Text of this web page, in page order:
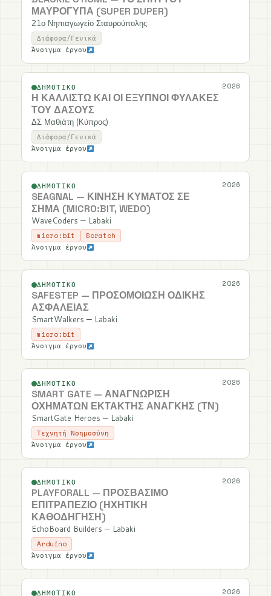
ΜΑΥΡΌΓΥΠΑ (SUPER DUPER)
21ο Νηπιαγωγείο Σταυρούπολης
Διάφορα/Γενικά
Άνοιγμα έργου
2026
ΔΗΜΟΤΙΚΌ
Η ΚΑΛΛΙΣΤΏ ΚΑΙ ΟΙ ΈΞΥΠΝΟΙ ΦΎΛΑΚΕΣ
ΤΟΥ ΔΆΣΟΥΣ
ΔΣ Μαθιάτη (Κύπρος)
Διάφορα/Γενικά
Άνοιγμα έργου
2026
ΔΗΜΟΤΙΚΌ
SEAGNAL — ΚΊΝΗΣΗ ΚΎΜΑΤΟΣ ΣΕ
ΣΉΜΑ (MICRO:BIT, WEDO)
WaveCoders — Labaki
micro:bit
Scratch
Άνοιγμα έργου
2026
ΔΗΜΟΤΙΚΌ
SAFESTEP — ΠΡΟΣΟΜΟΊΩΣΗ ΟΔΙΚΉΣ
ΑΣΦΆΛΕΙΑΣ
SmartWalkers — Labaki
micro:bit
Άνοιγμα έργου
2026
ΔΗΜΟΤΙΚΌ
SMART GATE — ΑΝΑΓΝΏΡΙΣΗ
ΟΧΗΜΆΤΩΝ ΈΚΤΑΚΤΗΣ ΑΝΆΓΚΗΣ (ΤΝ)
SmartGate Heroes — Labaki
Τεχνητή Νοημοσύνη
Άνοιγμα έργου
2026
ΔΗΜΟΤΙΚΌ
PLAYFORALL — ΠΡΟΣΒΆΣΙΜΟ
ΕΠΙΤΡΑΠΈΖΙΟ (ΗΧΗΤΙΚΉ
ΚΑΘΟΔΉΓΗΣΗ)
EchoBoard Builders — Labaki
Arduino
Άνοιγμα έργου
2026
ΔΗΜΟΤΙΚΌ